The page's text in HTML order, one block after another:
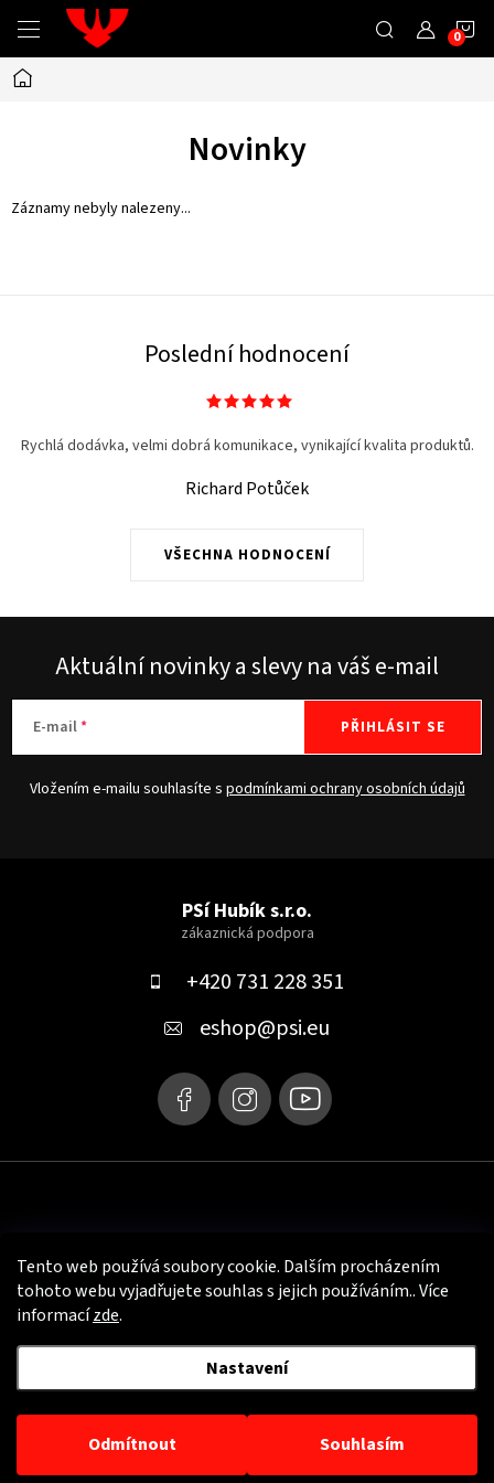
Tento web používá soubory cookie. Dalším procházením
tohoto webu vyjadřujete souhlas s jejich používáním.. Více
informacízde.
Nastavení
Odmítnout Souhlasím
obsah
Domů
Novinky
Záznamy nebyly nalezeny...
Poslední hodnocení
VŠECHNA HODNOCENÍ
Rychlá dodávka, velmi dobrá komunikace, vynikající kvalita produktů.
Richard Potůček
Aktuální novinky a slevy na váš e-mail
E-mail
Vložením e-mailu souhlasíte s podmínkami ochrany osobních údajů
PŘIHLÁSIT SE
PSí Hubík s.r.o.
+420 731 228 351
eshop@psi.eu